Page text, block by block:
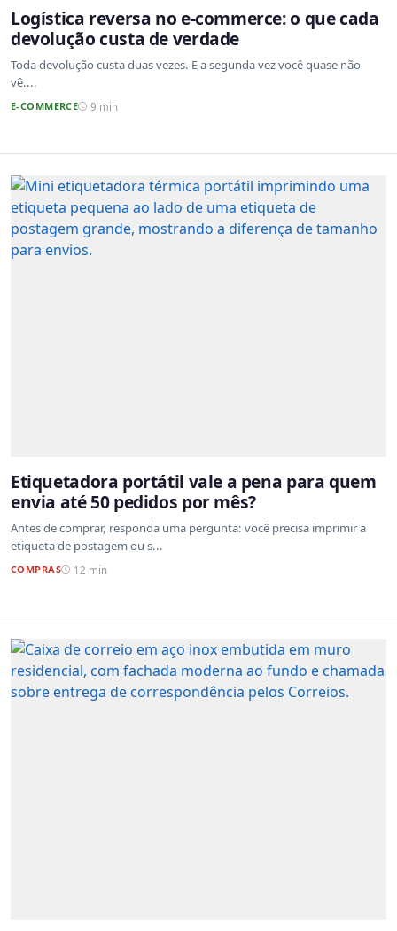
Logística reversa no e-commerce: o que cada
devolução custa de verdade
Toda devolução custa duas vezes. E a segunda vez você quase não
vê....
E-COMMERCE 9 min
Etiquetadora portátil vale a pena para quem
envia até 50 pedidos por mês?
Antes de comprar, responda uma pergunta: você precisa imprimir a
etiqueta de postagem ou s...
COMPRAS 12 min